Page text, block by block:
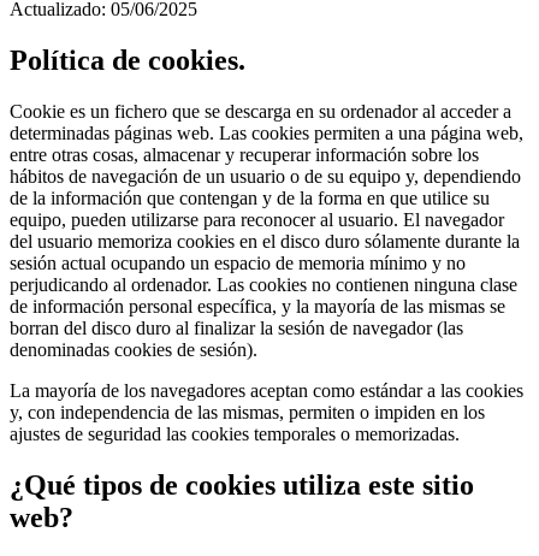
Actualizado: 05/06/2025
Política de cookies.
Cookie es un fichero que se descarga en su ordenador al acceder a
determinadas páginas web. Las cookies permiten a una página web,
entre otras cosas, almacenar y recuperar información sobre los
hábitos de navegación de un usuario o de su equipo y, dependiendo
de la información que contengan y de la forma en que utilice su
equipo, pueden utilizarse para reconocer al usuario. El navegador
del usuario memoriza cookies en el disco duro sólamente durante la
sesión actual ocupando un espacio de memoria mínimo y no
perjudicando al ordenador. Las cookies no contienen ninguna clase
de información personal específica, y la mayoría de las mismas se
borran del disco duro al finalizar la sesión de navegador (las
denominadas cookies de sesión).
La mayoría de los navegadores aceptan como estándar a las cookies
y, con independencia de las mismas, permiten o impiden en los
ajustes de seguridad las cookies temporales o memorizadas.
¿Qué tipos de cookies utiliza este sitio
web?